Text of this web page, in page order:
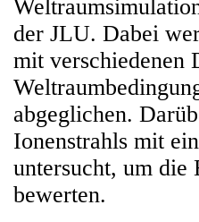
der JLU. Dabei
mit verschiedenen
abgeglichen.
Ionenstrahls mit
untersucht, um die
bewerten.